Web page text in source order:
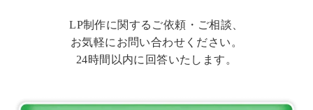
LP制作に関するご依頼・ご相談、
お気軽にお問い合わせください。
24時間以内に回答いたします。